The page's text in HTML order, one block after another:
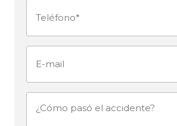
Teléfono (Obligatorio)
¿Cómo